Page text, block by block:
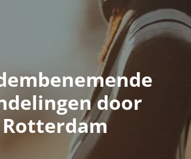
door
Rotterdam